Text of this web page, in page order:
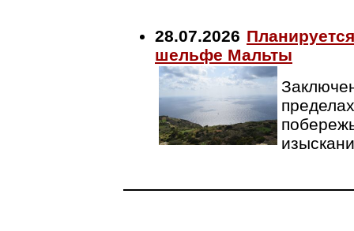
28.07.2026
шельфе Мальты